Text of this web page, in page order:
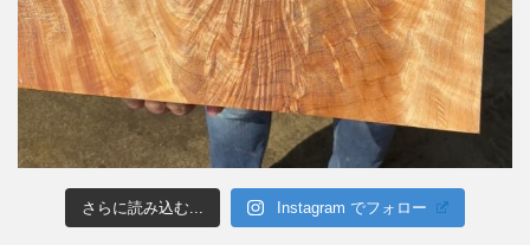
さらに読み込む... Instagram でフォロー